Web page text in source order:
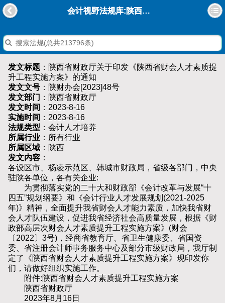
会计视野法规库:陕西省财政厅关于印发《陕西省财会人才素质提升工程实施方案》的通知
发文标题 ：陕西省财政厅关于印发《陕西省财会人才素质提
升工程实施方案》的通知
发文文号 ：陕财办会[2023]48号
发文部门 ：陕西省财政厅
发文时间 ：2023-8-16
实施时间 ：2023-8-16
法规类型 ：会计人才培养
所属行业 ：所有行业
所属区域 ：陕西
发文内容 ：
各设区市、杨凌示范区、韩城市财政局，省级各部门，中央
驻陕各单位，各有关企业:
为贯彻落实党的二十大和财政部《会计改革与发展“十
四五”规划纲要》和《会计行业人才发展规划(2021-2025
年)》精神，全面提升我省财会人才能力素质，加快我省财
会人才队伍建设，促进我省经济社会高质量发展，根据《财
政部高层次财会人才素质提升工程实施方案》(财会
〔2022〕3号)，经商省教育厅、省卫生健康委、省国资
委、省注册会计师事务服务中心及部分市级财政局，我厅制
定了《陕西省财会人才素质提升工程实施方案》现印发你
们，请做好组织实施工作。
附件:陕西省财会人才素质提升工程实施方案
陕西省财政厅
2023年8月16日